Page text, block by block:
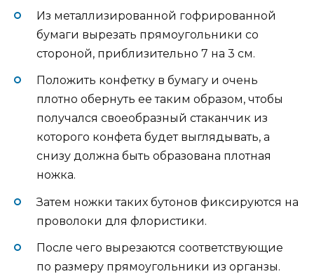
Из металлизированной гофрированной
бумаги вырезать прямоугольники со
стороной, приблизительно 7 на 3 см.
Положить конфетку в бумагу и очень
плотно обернуть ее таким образом, чтобы
получался своеобразный стаканчик из
которого конфета будет выглядывать, а
снизу должна быть образована плотная
ножка.
Затем ножки таких бутонов фиксируются на
проволоки для флористики.
После чего вырезаются соответствующие
по размеру прямоугольники из органзы.